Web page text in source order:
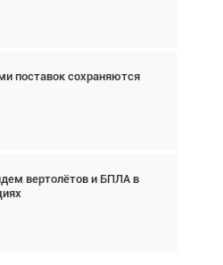
поставок сохраняются
вертолётов и БПЛА в
трафик
актив. Подходите к
образом